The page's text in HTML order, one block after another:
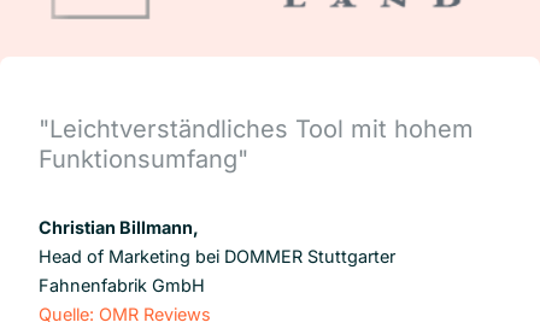
"Leichtverständliches Tool mit hohem
Funktionsumfang"
Christian Billmann,
Head of Marketing bei DOMMER Stuttgarter
Fahnenfabrik GmbH
Quelle: OMR Reviews